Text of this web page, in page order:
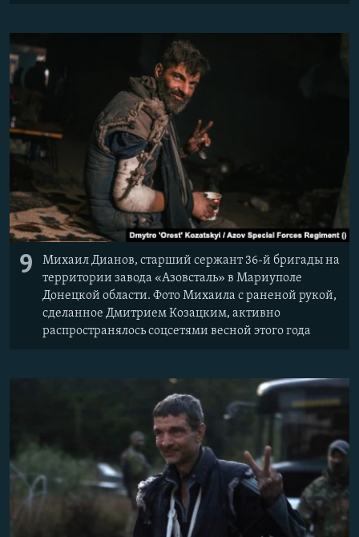
9
Михаил Дианов, старший сержант 36-й бригады на
территории завода «Азовсталь» в Мариуполе
Донецкой области. Фото Михаила с раненой рукой,
сделанное Дмитрием Козацким, активно
распространялось соцсетями весной этого года